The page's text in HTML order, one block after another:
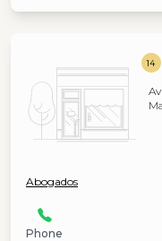
14
Abogados
Phone